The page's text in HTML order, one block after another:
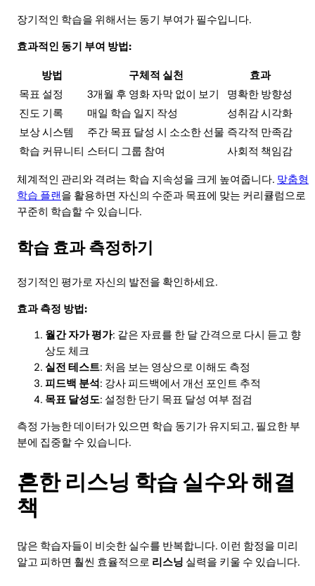
장기적인 학습을 위해서는 동기 부여가 필수입니다.
효과적인 동기 부여 방법:
방법 구체적 실천
효과
목표 설정
3개월 후 영화 자막 없이 보기
명확한 방향성
진도 기록
매일 학습 일지 작성
성취감 시각화
보상 시스템
주간 목표 달성 시 소소한 선물 즉각적 만족감
학습 커뮤니티 스터디 그룹 참여 사회적 책임감
체계적인 관리와 격려는 학습 지속성을 크게 높여줍니다. 맞춤형
학습 플랜을 활용하면 자신의 수준과 목표에 맞는 커리큘럼으로
꾸준히 학습할 수 있습니다.
학습 효과 측정하기
정기적인 평가로 자신의 발전을 확인하세요.
효과 측정 방법:
월간 자가 평가: 같은 자료를 한 달 간격으로 다시 듣고 향
상도 체크
실전 테스트: 처음 보는 영상으로 이해도 측정
피드백 분석: 강사 피드백에서 개선 포인트 추적
목표 달성도: 설정한 단기 목표 달성 여부 점검
측정 가능한 데이터가 있으면 학습 동기가 유지되고, 필요한 부
분에 집중할 수 있습니다.
흔한 리스닝 학습 실수와 해결
책
많은 학습자들이 비슷한 실수를 반복합니다. 이런 함정을 미리
알고 피하면 훨씬 효율적으로 리스닝 실력을 키울 수 있습니다.